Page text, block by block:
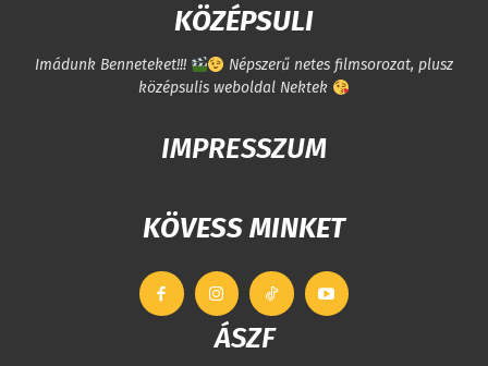
KÖZÉPSULI
Imádunk Benneteket!!!
Népszerű netes filmsorozat, plusz
középsulis weboldal Nektek
IMPRESSZUM
KÖVESS MINKET
ÁSZF